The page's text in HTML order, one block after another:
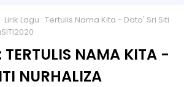
Lirik Lagu : Tertulis Nama Kita - Dato' Sri Siti
TERTULIS NAMA KITA -
NURHALIZA